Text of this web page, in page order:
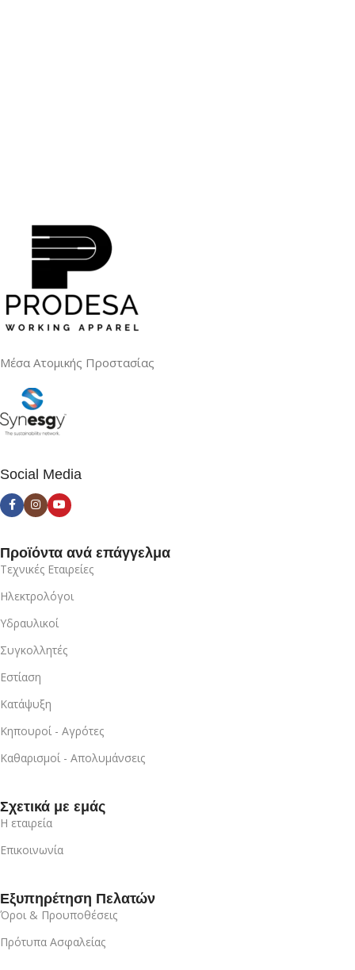
Μέσα Ατομικής Προστασίας
Social Media
Προϊόντα ανά επάγγελμα
Τεχνικές Εταιρείες
Ηλεκτρολόγοι
Υδραυλικοί
Συγκολλητές
Εστίαση
Κατάψυξη
Κηπουροί - Αγρότες
Καθαρισμοί - Απολυμάνσεις
Σχετικά με εμάς
Η εταιρεία
Επικοινωνία
Εξυπηρέτηση Πελατών
Όροι & Προυποθέσεις
Πρότυπα Ασφαλείας